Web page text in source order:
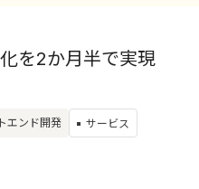
を2か月半で実現
エンド開発 サービス